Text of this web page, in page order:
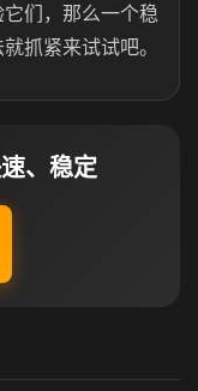
们，那么一个稳
抓紧来试试吧。
、稳定